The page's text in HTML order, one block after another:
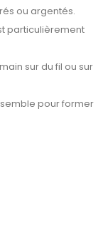
ou argentés.
particulièrement
sur du fil ou sur
pour former